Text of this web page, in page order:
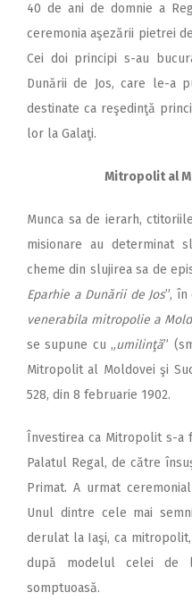
40 de ani de domnie a
ceremonia aşezării pietrei
Cei doi principi s-au
Dunării de Jos, care le-a
destinate ca reşedinţă
lor la Galaţi.
Mitropolit al
Munca sa de ierarh,
misionare au determinat
cheme din slujirea sa de
Eparhie a Dunării de Jos”,
venerabila mitropolie a
se supune cu „umilinţă”
Mitropolit al Moldovei şi
528, din 8 februarie 1902.
Învestirea ca Mitropolit s-a
Palatul Regal, de către
Primat. A urmat
Unul dintre cele mai
derulat la Iaşi, ca
după modelul celei
somptuoasă.